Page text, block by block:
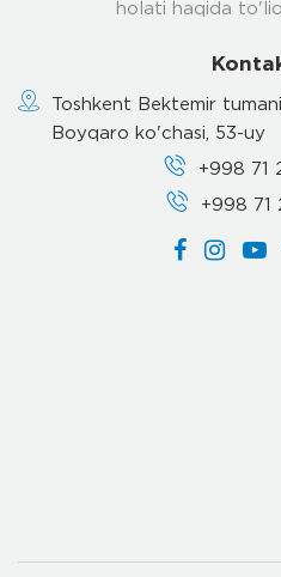
holati haqida
Toshkent Bektemir
Boyqaro ko'chasi, 53-uy
+998 71
+998 71